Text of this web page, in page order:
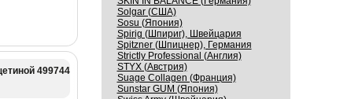
499744
Solgar (США)
Sosu (Япония)
Spirig (Шпириг), Швейцария
Spitzner (Шпицнер), Германия
Strictly Professional (Англия)
STYX (Австрия)
Suage Collagen (Франция)
Sunstar GUM (Япония)